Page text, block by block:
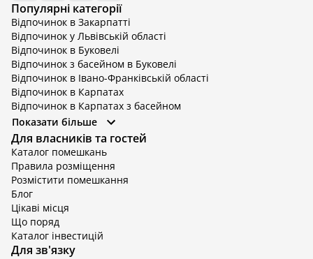
Популярні категорії
Відпочинок в Закарпатті
Відпочинок у Львівській області
Відпочинок в Буковелі
Відпочинок з басейном в Буковелі
Відпочинок в Івано-Франківській області
Відпочинок в Карпатах
Відпочинок в Карпатах з басейном
Відпочинок в Київській області
Відпочинок в Київській області з басейном
Відпочинок в Тернопільській області
Відпочинок у Вінницькій області
Відпочинок в Яремче
Відпочинок у Львівській області з басейном
Відпочинок з басейном в Тернопільській області
Показати більше
Для власників та гостей
Каталог помешкань
Правила розміщення
Розмістити помешкання
Блог
Цікаві місця
Що поряд
Каталог інвестицій
Для зв'язку